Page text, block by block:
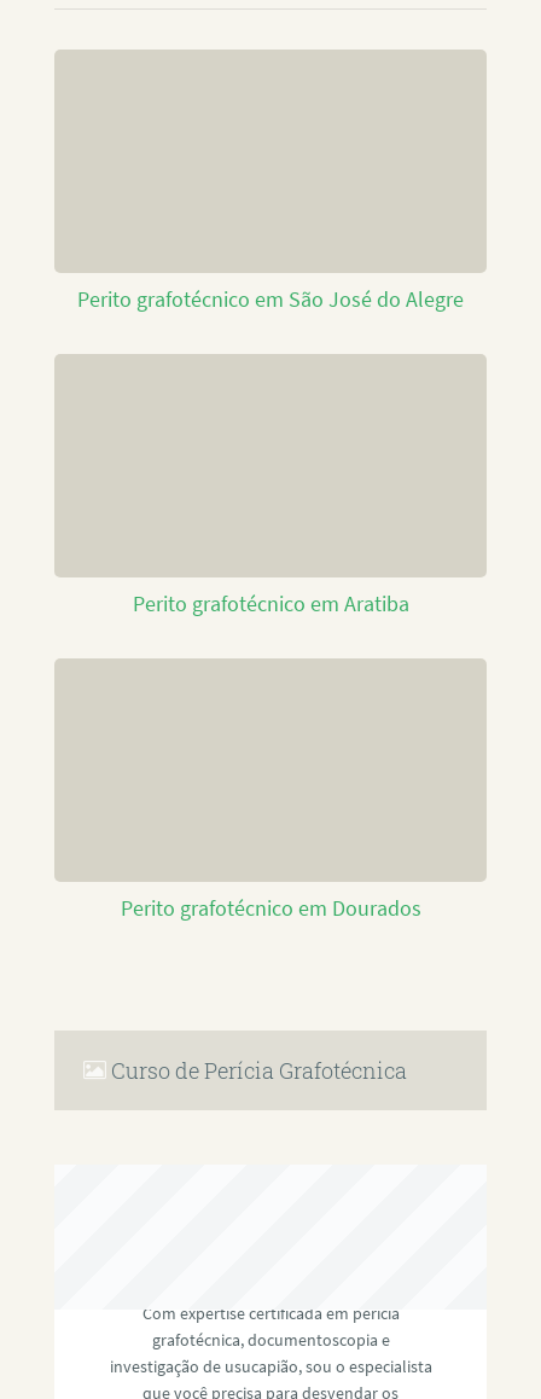
Perito grafotécnico em São José do Alegre
Perito grafotécnico em Aratiba
Perito grafotécnico em Dourados
Curso de Perícia Grafotécnica
Com expertise certificada em perícia
grafotécnica, documentoscopia e
investigação de usucapião, sou o especialista
que você precisa para desvendar os